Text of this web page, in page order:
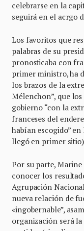
celebrarse en la
seguirá en el acrgo
Los favoritos que
palabras de su
pronosticaba con
primer ministro, ha
los brazos de la
Mélenchon”, que
gobierno “con la
franceses del
habían escogido”
llegó en primer
Por su parte,
conocer los
Agrupación
nueva relación de
«ingobernable”,
organización será